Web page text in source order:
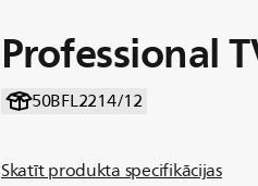
Professional
50BFL2214/12
Skatīt produkta specifikācijas